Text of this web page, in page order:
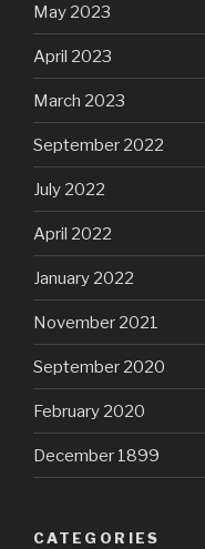
May 2023
April 2023
March 2023
September 2022
July 2022
April 2022
January 2022
November 2021
September 2020
February 2020
December 1899
CATEGORIES